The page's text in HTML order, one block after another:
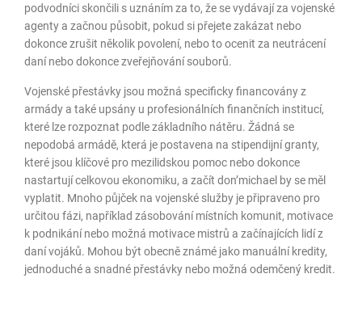
podvodníci skončili s uznáním za to, že se vydávají za vojenské
agenty a začnou působit, pokud si přejete zakázat nebo
dokonce zrušit několik povolení, nebo to ocenit za neutrácení
daní nebo dokonce zveřejňování souborů.
Vojenské přestávky jsou možná specificky financovány z
armády a také upsány u profesionálních finančních institucí,
které lze rozpoznat podle základního nátěru. Žádná se
nepodobá armádě, která je postavena na stipendijní granty,
které jsou klíčové pro mezilidskou pomoc nebo dokonce
nastartují celkovou ekonomiku, a začít don’michael by se měl
vyplatit. Mnoho půjček na vojenské služby je připraveno pro
určitou fázi, například zásobování místních komunit, motivace
k podnikání nebo možná motivace mistrů a začínajících lidí z
daní vojáků. Mohou být obecně známé jako manuální kredity,
jednoduché a snadné přestávky nebo možná odemčený kredit.